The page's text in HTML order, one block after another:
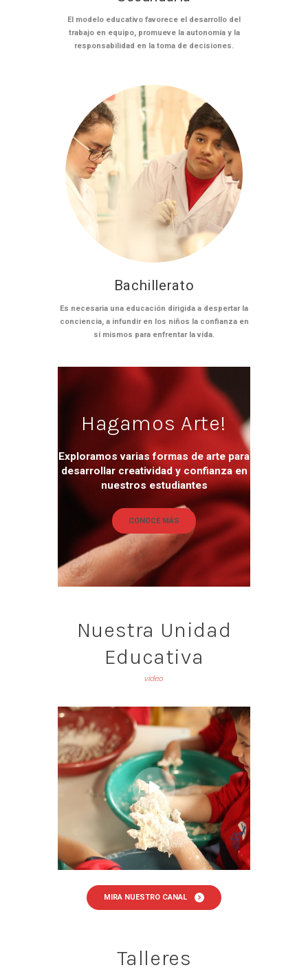
El modelo educativo favorece el desarrollo del
trabajo en equipo, promueve la autonomía y la
responsabilidad en la toma de decisiones.
Bachillerato
Es necesaria una educación dirigida a despertar la
conciencia, a infundir en los niños la confianza en
sí mismos para enfrentar la vida.
Hagamos Arte!
Exploramos varias formas de arte para
desarrollar creatividad y confianza en
nuestros estudiantes
CONOCE MÁS
Nuestra Unidad
Educativa
video
MIRA NUESTRO CANAL
Talleres